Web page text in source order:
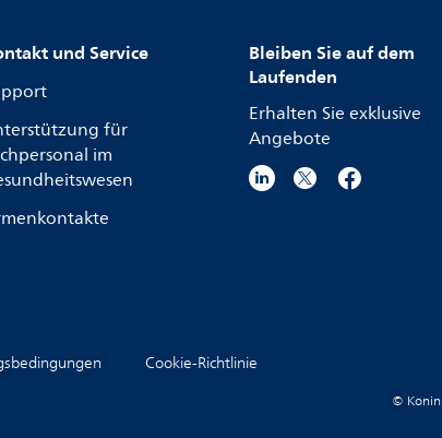
und Service
für
im
Bleiben Sie auf dem
Laufenden
Erhalten Sie exklusive
Angebote
Cookie-Richtlinie
©